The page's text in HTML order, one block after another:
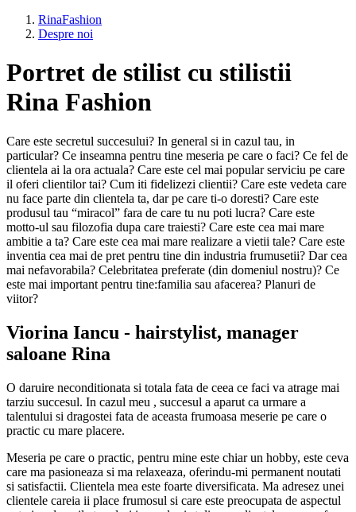
RinaFashion
Despre noi
Portret de stilist cu stilistii
Rina Fashion
Care este secretul succesului? In general si in cazul tau, in
particular? Ce inseamna pentru tine meseria pe care o faci? Ce fel de
clientela ai la ora actuala? Care este cel mai popular serviciu pe care
il oferi clientilor tai? Cum iti fidelizezi clientii? Care este vedeta care
nu face parte din clientela ta, dar pe care ti-o doresti? Care este
produsul tau “miracol” fara de care tu nu poti lucra? Care este
motto-ul sau filozofia dupa care traiesti? Care este cea mai mare
ambitie a ta? Care este cea mai mare realizare a vietii tale? Care este
inventia cea mai de pret pentru tine din industria frumusetii? Dar cea
mai nefavorabila? Celebritatea preferate (din domeniul nostru)? Ce
este mai important pentru tine:familia sau afacerea? Planuri de
viitor?
Viorina Iancu - hairstylist, manager
saloane Rina
O daruire neconditionata si totala fata de ceea ce faci va atrage mai
tarziu succesul. In cazul meu , succesul a aparut ca urmare a
talentului si dragostei fata de aceasta frumoasa meserie pe care o
practic cu mare placere.
Meseria pe care o practic, pentru mine este chiar un hobby, este ceva
care ma pasioneaza si ma relaxeaza, oferindu-mi permanent noutati
si satisfactii. Clientela mea este foarte diversificata. Ma adresez unei
clientele careia ii place frumosul si care este preocupata de aspectul